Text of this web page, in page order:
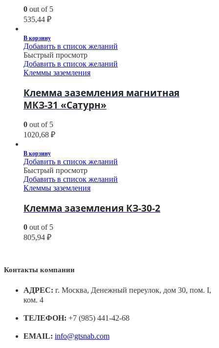
0 out of 5
535,44 ₽
В корзину
Добавить в список желаний
Быстрый просмотр
Добавить в список желаний
Клеммы заземления
Клемма заземления магнитная
МКЗ-31 «Сатурн»
0 out of 5
1020,68 ₽
В корзину
Добавить в список желаний
Быстрый просмотр
Добавить в список желаний
Клеммы заземления
Клемма заземления КЗ-30-2
0 out of 5
805,94 ₽
Контакты компании
АДРЕС: г. Москва, Денежный переулок, дом 30, пом. I,
ком. 4
ТЕЛЕФОН: +7 (985) 441-42-68
EMAIL: info@gtsnab.com